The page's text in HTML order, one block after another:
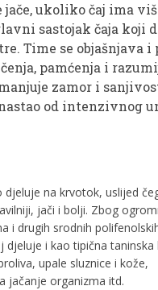
jače, ukoliko čaj ima
sastojak čaja koji
Time se objašnjava i
pamćenja i
zamor i
od intenzivnog
djeluje na krvotok, uslijed
jači i bolji. Zbog
i drugih srodnih
djeluje i kao tipična taninska
upale sluznice i kože,
jačanje organizma itd.